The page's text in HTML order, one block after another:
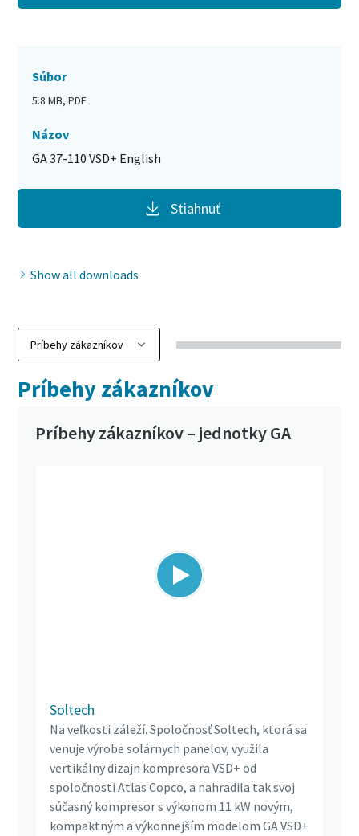
Súbor
5.8 MB, PDF
Názov
GA 37-110 VSD+ English
Stiahnuť
Show all downloads
Príbehy zákazníkov
Príbehy zákazníkov – jednotky GA
Soltech
Na veľkosti záleží. Spoločnosť Soltech, ktorá sa
venuje výrobe solárnych panelov, využila
vertikálny dizajn kompresora VSD+ od
spoločnosti Atlas Copco, a nahradila tak svoj
súčasný kompresor s výkonom 11 kW novým,
kompaktným a výkonnejším modelom GA VSD+